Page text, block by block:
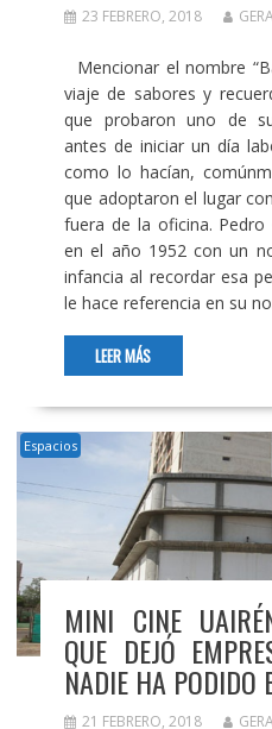
23 FEBRERO, 2018
Mencionar el nombre
viaje de sabores y
que probaron uno de
antes de iniciar un día
como lo hacían,
que adoptaron el lugar
fuera de la oficina.
en el año 1952 con un
infancia al recordar esa
le hace referencia en su
LEER MÁS
Espacios
MINI CINE
QUE DEJÓ
NADIE HA PODIDO
21 FEBRERO, 2018